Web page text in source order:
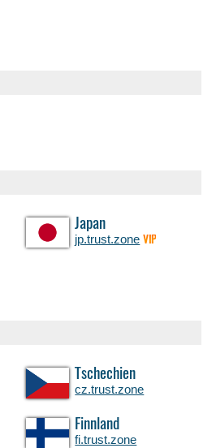
Japan
jp.trust.zone VIP
Tschechien
cz.trust.zone
Finnland
fi.trust.zone